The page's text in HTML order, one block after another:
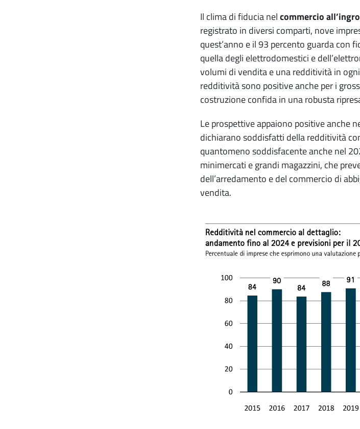
Il clima di fiducia nelcommercio
registrato in diversi comparti, nove
quest’anno e il 93 percento guarda con
quella degli elettrodomestici e
volumi di vendita e una redditività in
redditività sono positive anche per i
costruzione confida in una robusta
Le prospettive appaiono positive anche
dichiarano soddisfatti della redditività
quantomeno soddisfacente anche nel
minimercati e grandi magazzini, che
dell’arredamento e del commercio di
vendita.